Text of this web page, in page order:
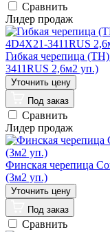
Сравнить
Лидер продаж
Гибкая черепица
3411RUS 2,6м2 уп.)
Под заказ
Сравнить
Лидер продаж
Финская черепица
(3м2 уп.)
Под заказ
Сравнить